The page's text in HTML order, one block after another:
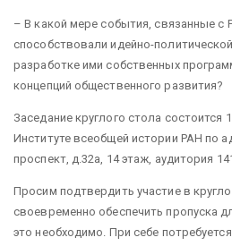
– В какой мере события, связанные с
способствовали идейно-
разработке ими собственных
концепций общественного развития?
Заседание круглого стола состоится
Институте всеобщей истории РАН по
проспект, д.32а, 14 этаж, аудитория
Просим подтвердить участие в
своевременно обеспечить пропуска
это необходимо. При себе